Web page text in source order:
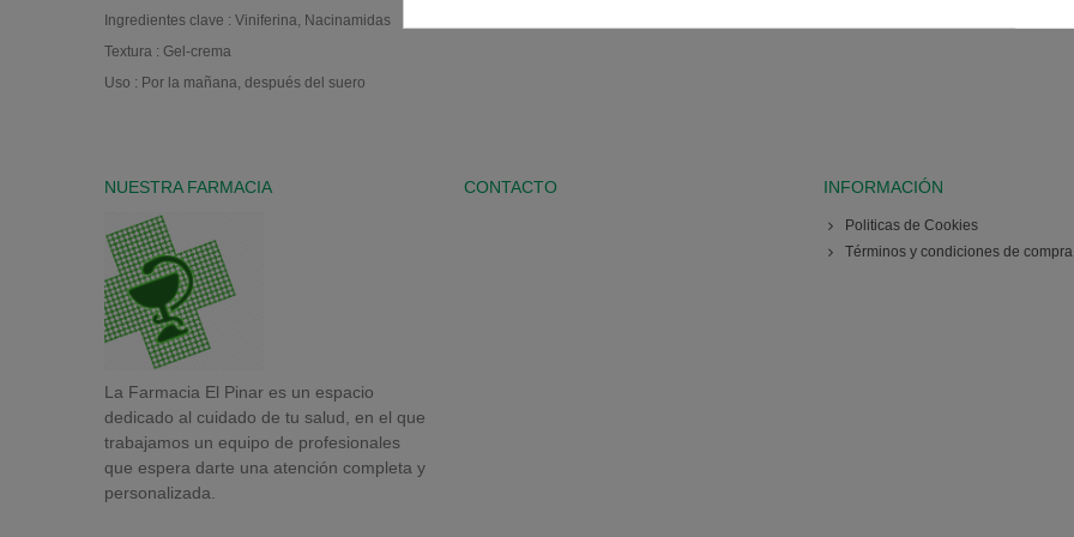
Ingredientes clave : Viniferina, Nacinamidas
Textura : Gel-crema
Uso : Por la mañana, después del suero
NUESTRA FARMACIA
La Farmacia El Pinar es un espacio
dedicado al cuidado de tu salud, en el que
trabajamos un equipo de profesionales
que espera darte una atención completa y
personalizada.
CONTACTO INFORMACIÓN
Politicas de Cookies
Términos y condiciones de compra